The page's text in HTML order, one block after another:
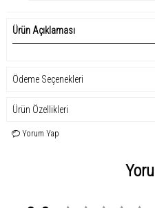
Ürün Açıklaması
Ödeme Seçenekleri
Ürün Özellikleri
Yorum Yap